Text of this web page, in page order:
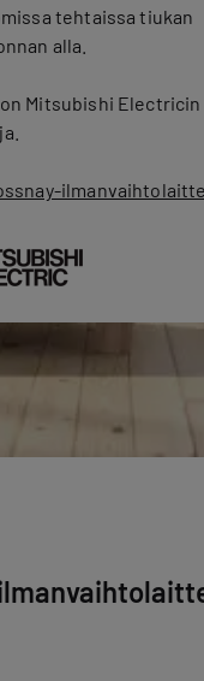
tehtaissa tiukan
alla.
Mitsubishi